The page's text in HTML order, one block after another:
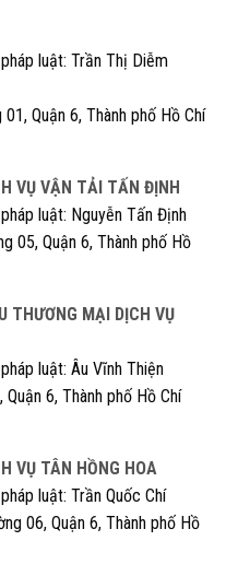
luật: Trần Thị Diễm
Quận 6, Thành phố Hồ Chí
VỤ VẬN TẢI TẤN ĐỊNH
luật: Nguyễn Tấn Định
05, Quận 6, Thành phố Hồ
THƯƠNG MẠI DỊCH VỤ
luật: Âu Vĩnh Thiện
6, Thành phố Hồ Chí
VỤ TÂN HỒNG HOA
luật: Trần Quốc Chí
06, Quận 6, Thành phố Hồ